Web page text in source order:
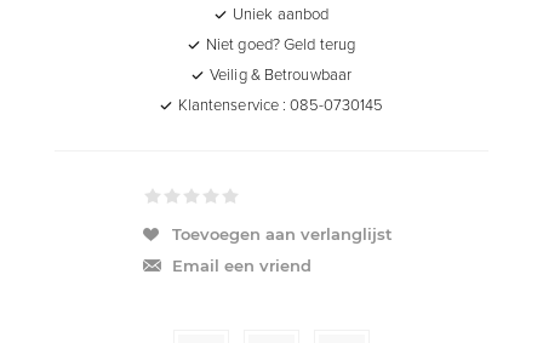
Uniek aanbod
Niet goed? Geld terug
Veilig & Betrouwbaar
Klantenservice : 085-0730145
Toevoegen aan verlanglijst
Email een vriend